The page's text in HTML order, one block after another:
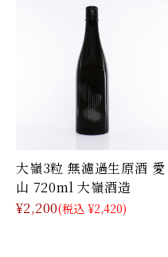
大嶺3粒 無濾過生原酒 愛
山 720ml 大嶺酒造
¥2,200(税込 ¥2,420)